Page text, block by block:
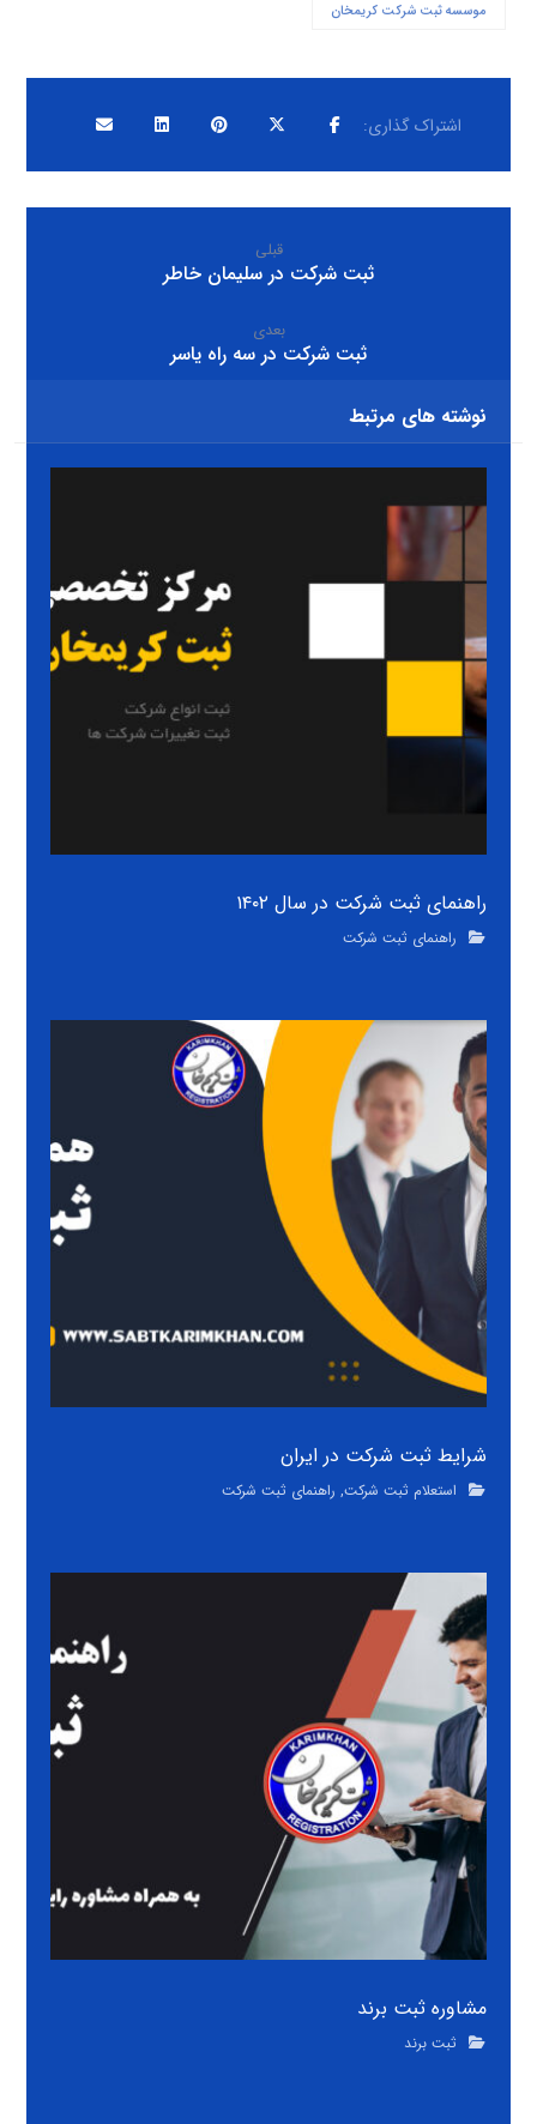
موسسه ثبت شرکت کریمخان
قبلی
ثبت شرکت در سلیمان خاطر
بعدی
ثبت شرکت در سه راه یاسر
نوشته های مرتبط
راهنمای ثبت شرکت در سال ۱۴۰۲
راهنمای ثبت شرکت
شرایط ثبت شرکت در ایران
استعلام ثبت شرکت, راهنمای ثبت شرکت
مشاوره ثبت برند
ثبت برند